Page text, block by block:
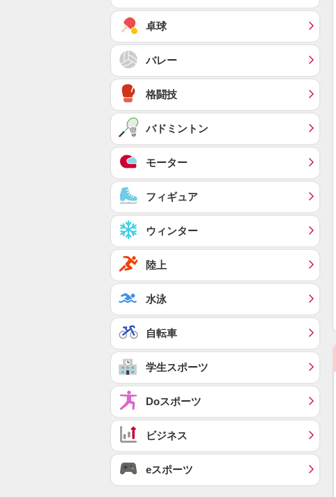
卓球
バレー
格闘技
バドミントン
モーター
フィギュア
ウィンター
陸上
水泳
自転車
学生スポーツ
Doスポーツ
ビジネス
eスポーツ